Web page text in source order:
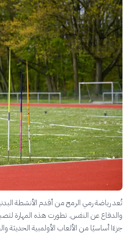
تُعد رياضة رمي الرمح من أقدم الأنشطة
والدفاع عن النفس. تطورت هذه المهارة
جزءًا أساسيًا من الألعاب الأولمبية الحديثة